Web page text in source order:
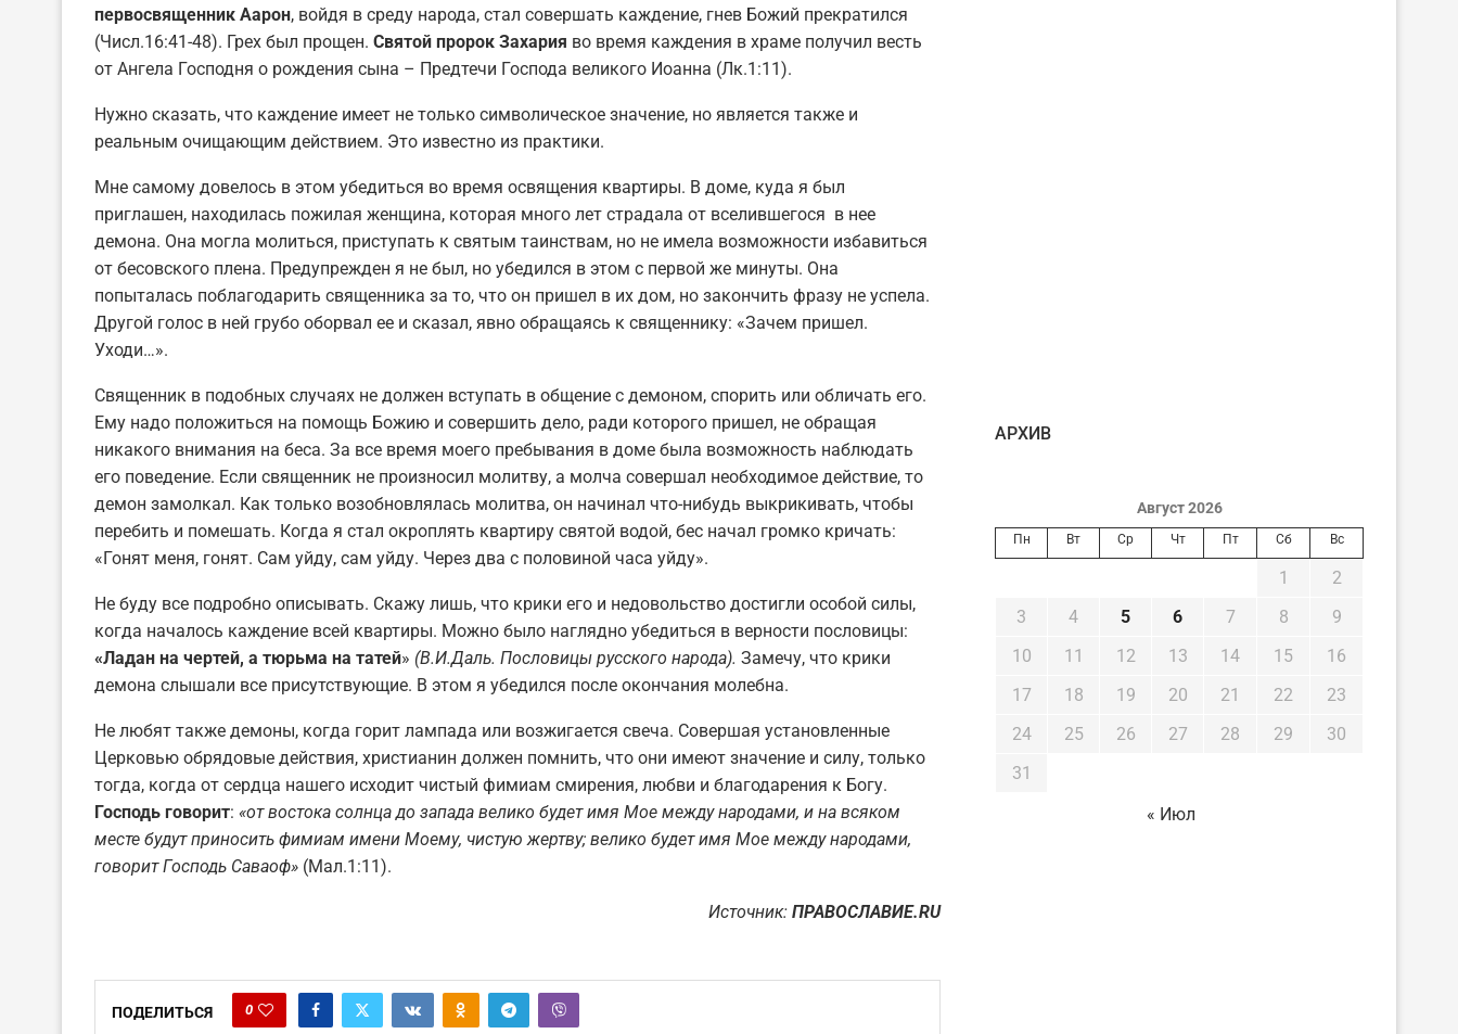
первосвященник Аарон, войдя в среду народа, стал совершать каждение, гнев Божий прекратился
(Числ.16:41-48). Грех был прощен. Святой пророк Захария во время каждения в храме получил весть
от Ангела Господня о рождения сына – Предтечи Господа великого Иоанна (Лк.1:11).
Нужно сказать, что каждение имеет не только символическое значение, но является также и
реальным очищающим действием. Это известно из практики.
Мне самому довелось в этом убедиться во время освящения квартиры. В доме, куда я был
приглашен, находилась пожилая женщина, которая много лет страдала от вселившегося в нее
демона. Она могла молиться, приступать к святым таинствам, но не имела возможности избавиться
от бесовского плена. Предупрежден я не был, но убедился в этом с первой же минуты. Она
попыталась поблагодарить священника за то, что он пришел в их дом, но закончить фразу не успела.
Другой голос в ней грубо оборвал ее и сказал, явно обращаясь к священнику: «Зачем пришел.
Уходи…».
Священник в подобных случаях не должен вступать в общение с демоном, спорить или обличать его.
Ему надо положиться на помощь Божию и совершить дело, ради которого пришел, не обращая
никакого внимания на беса. За все время моего пребывания в доме была возможность наблюдать
его поведение. Если священник не произносил молитву, а молча совершал необходимое действие, то
демон замолкал. Как только возобновлялась молитва, он начинал что-нибудь выкрикивать, чтобы
перебить и помешать. Когда я стал окроплять квартиру святой водой, бес начал громко кричать:
«Гонят меня, гонят. Сам уйду, сам уйду. Через два с половиной часа уйду».
Не буду все подробно описывать. Скажу лишь, что крики его и недовольство достигли особой силы,
когда началось каждение всей квартиры. Можно было наглядно убедиться в верности пословицы:
«Ладан на чертей, а тюрьма на татей» (В.И.Даль. Пословицы русского народа). Замечу, что крики
демона слышали все присутствующие. В этом я убедился после окончания молебна.
Не любят также демоны, когда горит лампада или возжигается свеча. Совершая установленные
Церковью обрядовые действия, христианин должен помнить, что они имеют значение и силу, только
тогда, когда от сердца нашего исходит чистый фимиам смирения, любви и благодарения к Богу.
Господь говорит: «от востока солнца до запада велико будет имя Мое между народами, и на всяком
месте будут приносить фимиам имени Моему, чистую жертву; велико будет имя Мое между народами,
говорит Господь Саваоф» (Мал.1:11).
Источник: ПРАВОСЛАВИЕ.RU
ПОДЕЛИТЬСЯ 0
AРХИВ
Август 2026
Пн Вт Ср Чт Пт Сб Вс
1
2
3
4 5 6 7 8
9
10
11 12 13 14 15
16
17
18 19 20 21 22
23
24
25 26 27 28 29
30
31
« Июл